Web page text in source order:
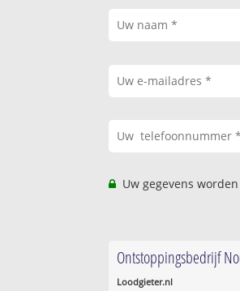
Uw gegevens
Ontstoppingsbedrijf
Loodgieter.nl